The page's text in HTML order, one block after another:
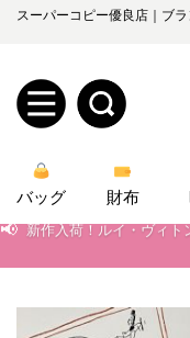
スーパーコピー優良店｜ブ
規
ロ
バッグ 財布
新作入荷！ルイ・ヴィ
当店は正真正銘のn級ス
2026春の新作続々更新
新作入荷！ルイ・ヴィ